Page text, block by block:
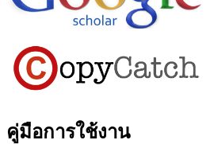
คู่มือการใช้งาน